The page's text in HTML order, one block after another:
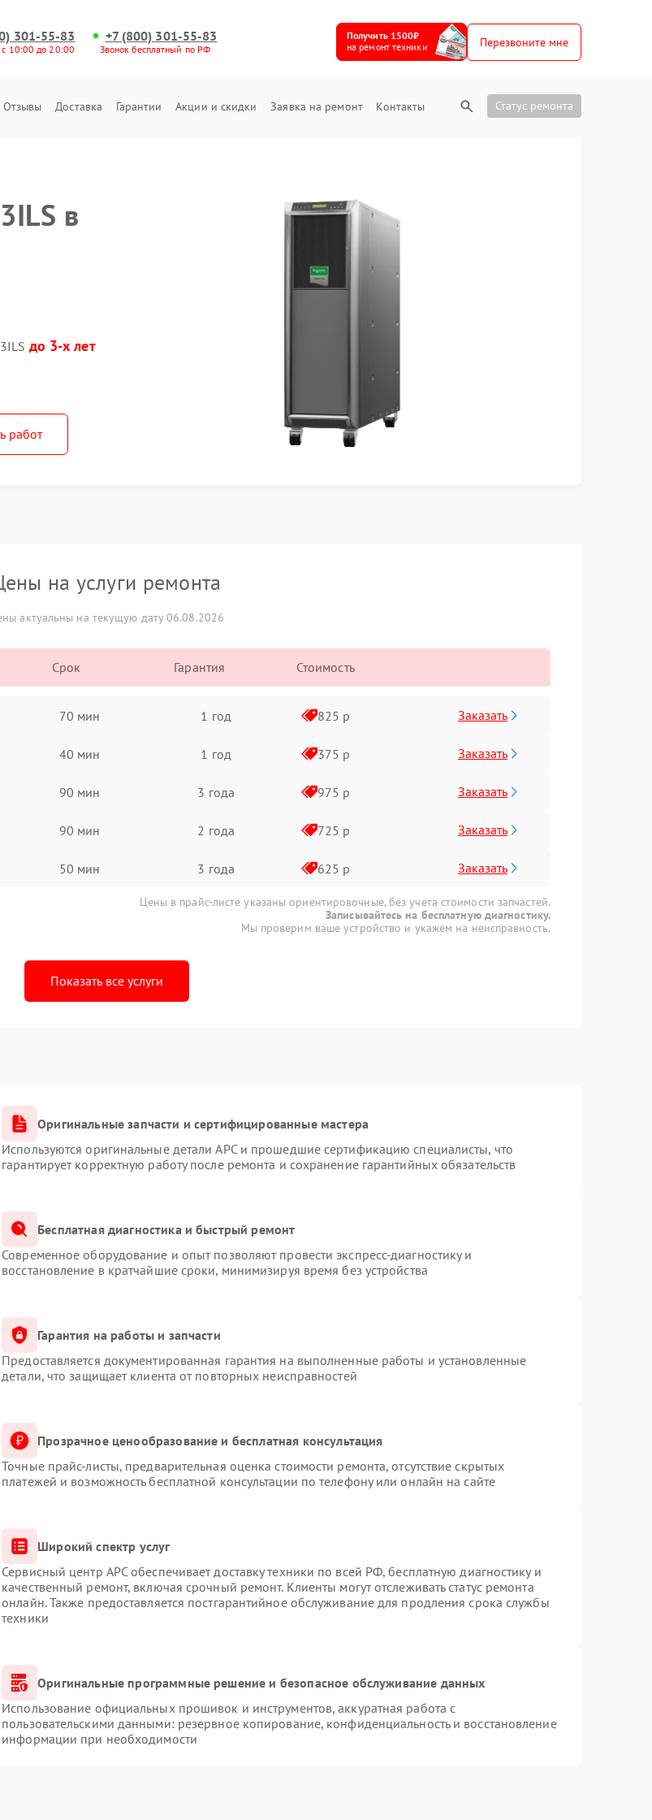
301-55-83
с 10:00 до 20:00
+7 (800) 301-55-83
Звонок бесплатный по РФ
Получить 1500₽
на ремонт техники
Перезвоните мне
Отзывы Доставка Гарантии Акции и скидки Заявка на ремонт Контакты Статус ремонта
в
до 3-х лет
работ
на услуги ремонта
актуальны на текущую дату 06.08.2026
Срок Гарантия Стоимость
70 мин 1 год 825 р Заказать
40 мин 1 год 375 р Заказать
90 мин 3 года 975 р Заказать
90 мин 2 года 725 р Заказать
50 мин 3 года 625 р Заказать
Цены в прайс-листе указаны ориентировочные, без учета стоимости запчастей.
Записывайтесь на бесплатную диагностику.
Мы проверим ваше устройство и укажем на неисправность.
Показать все услуги
Оригинальные запчасти и сертифицированные мастера
Используются оригинальные детали APC и прошедшие сертификацию специалисты, что
гарантирует корректную работу после ремонта и сохранение гарантийных обязательств
Бесплатная диагностика и быстрый ремонт
Современное оборудование и опыт позволяют провести экспресс-диагностику и
восстановление в кратчайшие сроки, минимизируя время без устройства
Гарантия на работы и запчасти
Предоставляется документированная гарантия на выполненные работы и установленные
детали, что защищает клиента от повторных неисправностей
Прозрачное ценообразование и бесплатная консультация
Точные прайс-листы, предварительная оценка стоимости ремонта, отсутствие скрытых
платежей и возможность бесплатной консультации по телефону или онлайн на сайте
Широкий спектр услуг
Сервисный центр APC обеспечивает доставку техники по всей РФ, бесплатную диагностику и
качественный ремонт, включая срочный ремонт. Клиенты могут отслеживать статус ремонта
онлайн. Также предоставляется постгарантийное обслуживание для продления срока службы
техники
Оригинальные программные решение и безопасное обслуживание данных
Использование официальных прошивок и инструментов, аккуратная работа с
пользовательскими данными: резервное копирование, конфиденциальность и восстановление
информации при необходимости